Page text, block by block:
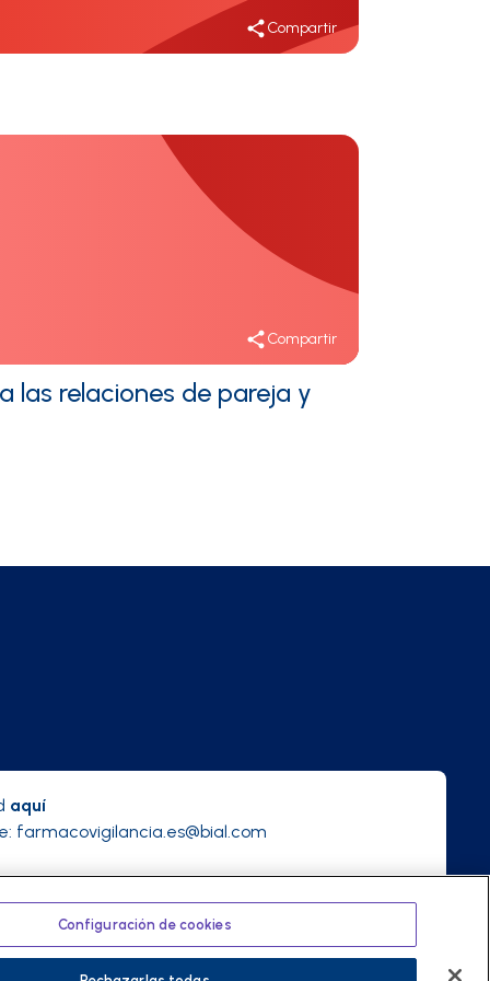
Compartir
Compartir
las relaciones de pareja y
aquí
farmacovigilancia.es@bial.com
Política de privacidadTérminos y condiciones
Configuración de cookies